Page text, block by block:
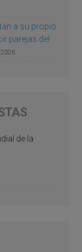
a su propio
parejas del
de la